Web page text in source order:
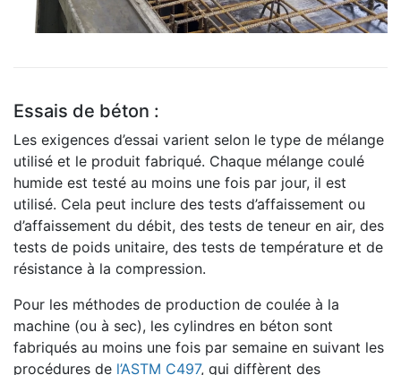
Essais de béton :
Les exigences d’essai varient selon le type de mélange
utilisé et le produit fabriqué. Chaque mélange coulé
humide est testé au moins une fois par jour, il est
utilisé. Cela peut inclure des tests d’affaissement ou
d’affaissement du débit, des tests de teneur en air, des
tests de poids unitaire, des tests de température et de
résistance à la compression.
Pour les méthodes de production de coulée à la
machine (ou à sec), les cylindres en béton sont
fabriqués au moins une fois par semaine en suivant les
procédures de l’ASTM C497, qui diffèrent des